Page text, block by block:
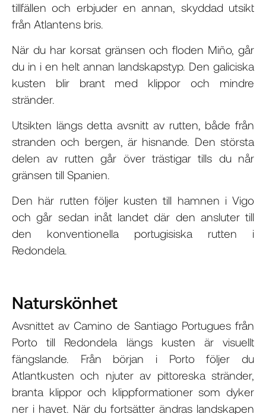
tillfällen och erbjuder en annan, skyddad utsikt
från Atlantens bris.
När du har korsat gränsen och floden Miño, går
du in i en helt annan landskapstyp. Den galiciska
kusten blir brant med klippor och mindre
stränder.
Utsikten längs detta avsnitt av rutten, både från
stranden och bergen, är hisnande. Den största
delen av rutten går över trästigar tills du når
gränsen till Spanien.
Den här rutten följer kusten till hamnen i Vigo
och går sedan inåt landet där den ansluter till
den konventionella portugisiska rutten i
Redondela.
Naturskönhet
Avsnittet av Camino de Santiago Portugues från
Porto till Redondela längs kusten är visuellt
fängslande. Från början i Porto följer du
Atlantkusten och njuter av pittoreska stränder,
branta klippor och klippformationer som dyker
ner i havet. När du fortsätter ändras landskapen